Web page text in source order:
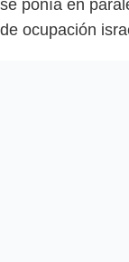
se ponía en
de ocupación